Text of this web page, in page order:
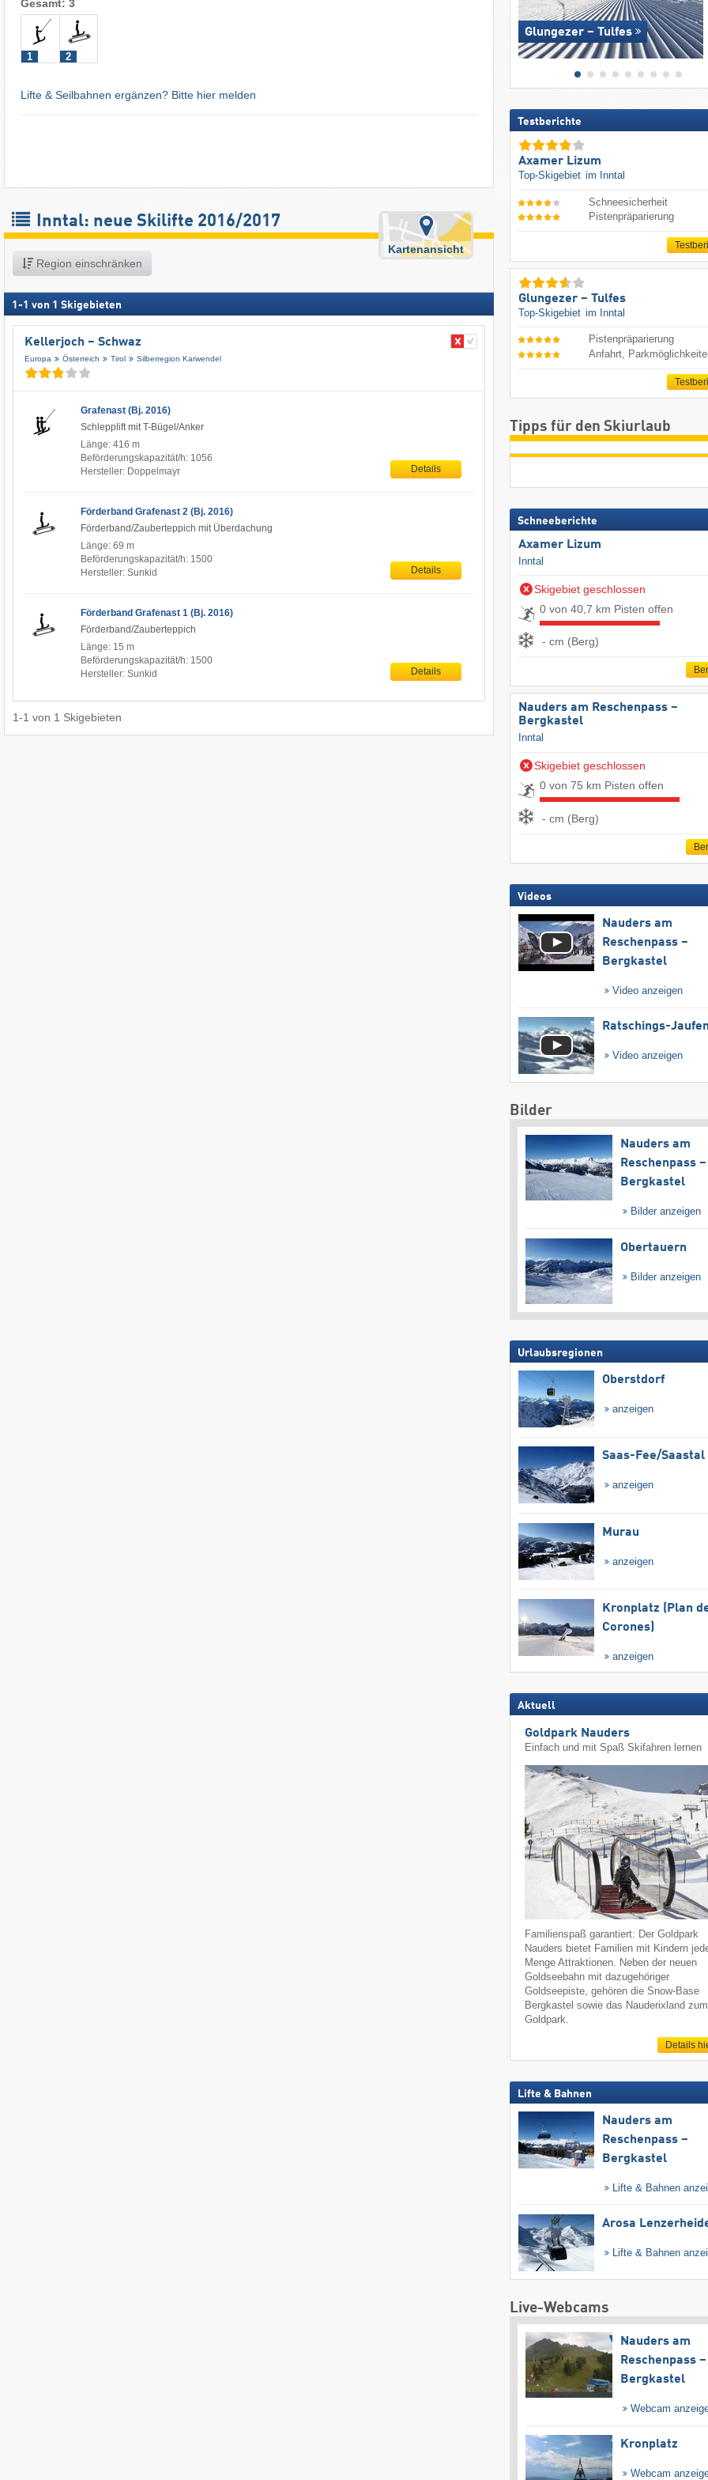
Gesamt: 3
1 2
Lifte & Seilbahnen ergänzen? Bitte hier melden
Inntal: neue Skilifte 2016/2017
Region einschränken
Kartenansicht
1 -1 von 1 Skigebieten
Kellerjoch – Schwaz
Europa Österreich Tirol Silberregion Karwendel
Grafenast (Bj. 2016)
Schlepplift mit T-Bügel/Anker
Länge: 416 m
Beförderungskapazität/h: 1056
Hersteller: Doppelmayr
Details
Förderband Grafenast 2 (Bj. 2016)
Förderband/Zauberteppich mit Überdachung
Länge: 69 m
Beförderungskapazität/h: 1500
Hersteller: Sunkid
Details
Förderband Grafenast 1 (Bj. 2016)
Förderband/Zauberteppich
Länge: 15 m
Beförderungskapazität/h: 1500
Hersteller: Sunkid
Details
1-1 von 1 Skigebieten
Glungezer – Tulfes
Testberichte
Axamer Lizum
Top-Skigebiet im Inntal
Schneesicherheit
Pistenpräparierung
Glungezer – Tulfes
Top-Skigebiet im Inntal
Pistenpräparierung
Anfahrt,
Tipps für den Skiurlaub
Schneeberichte
Axamer Lizum
Inntal
Skigebiet geschlossen
0 von 40,7 km Pisten offen
- cm (Berg)
Nauders am Reschenpass –
Bergkastel
Inntal
Skigebiet geschlossen
0 von 75 km Pisten offen
- cm (Berg)
Videos
Nauders am
Reschenpass –
Bergkastel
Video anzeigen
Ratschings-
Video anzeigen
Bilder
Nauders am
Reschenpass –
Bergkastel
Bilder anzeigen
Obertauern
Bilder anzeigen
Urlaubsregionen
Oberstdorf
anzeigen
Saas-Fee/​Saastal
anzeigen
Murau
anzeigen
Kronplatz (Plan
Corones)
anzeigen
Aktuell
Goldpark Nauders
Einfach und mit Spaß Skifahren lernen
Familienspaß garantiert: Der Goldpark
Nauders bietet Familien mit Kindern
Menge Attraktionen. Neben der neuen
Goldseebahn mit dazugehöriger
Goldseepiste, gehören die Snow-Base
Bergkastel sowie das Nauderixland zum
Goldpark.
Details
Lifte & Bahnen
Nauders am
Reschenpass –
Bergkastel
Lifte & Bahnen
Arosa
Lifte & Bahnen
Live-Webcams
Nauders am
Reschenpass –
Bergkastel
Webcam
Kronplatz
Webcam